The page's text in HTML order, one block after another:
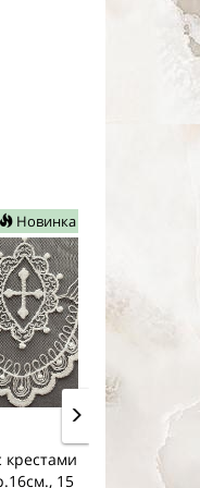
Новинка
крестами
15
2879